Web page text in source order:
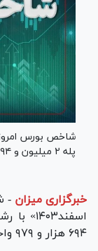
پله ۲ میلیون و ۶۹۴ هزار و ۹۷۹ واحدی رسید.
خبرگزاری میزان -
۶۹۴ هزار و ۹۷۹ واحدی رسید.